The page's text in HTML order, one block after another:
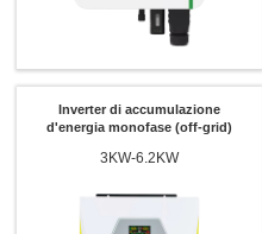
Inverter di accumulazione
d'energia monofase (off-grid)
3KW-6.2KW